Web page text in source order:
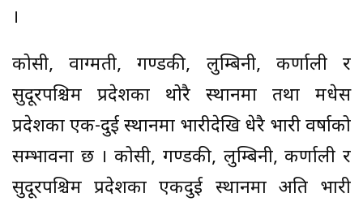
।
कोसी, वाग्मती, गण्डकी, लुम्बिनी, कर्णाली र
सुदूरपश्चिम प्रदेशका थोरै स्थानमा तथा मधेस
प्रदेशका एक-दुई स्थानमा भारीदेखि धेरै भारी वर्षाको
सम्भावना छ । कोसी, गण्डकी, लुम्बिनी, कर्णाली र
सुदूरपश्चिम प्रदेशका एकदुई स्थानमा अति भारी